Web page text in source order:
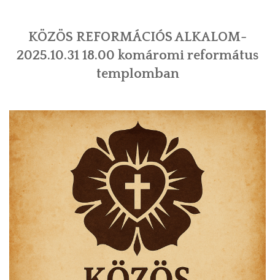
KÖZÖS REFORMÁCIÓS ALKALOM-
2025.10.31 18.00 komáromi református
templomban